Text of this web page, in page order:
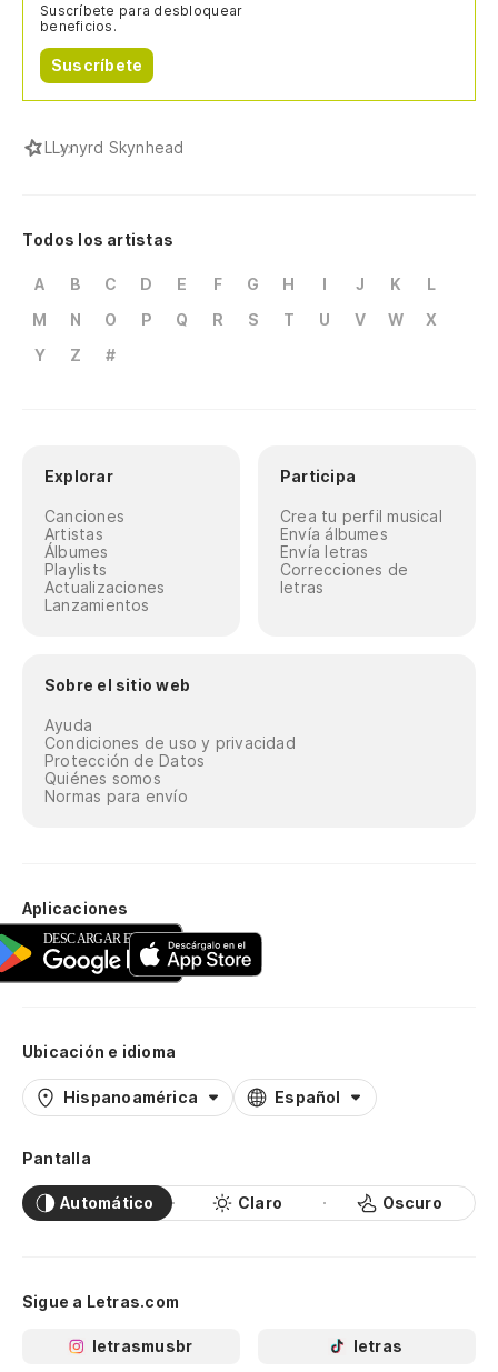
Suscríbete para desbloquear
beneficios.
Suscríbete
LLynyrd Skynhead
Todos los artistas
A B C D E F G H I J K
L
M
N O P Q R S T U V W
X
Y
Z #
Explorar
Canciones
Artistas
Álbumes
Playlists
Actualizaciones
Lanzamientos
Participa
Crea tu perfil musical
Envía álbumes
Envía letras
Correcciones de
letras
Sobre el sitio web
Ayuda
Condiciones de uso y privacidad
Protección de Datos
Quiénes somos
Normas para envío
Aplicaciones
Ubicación e idioma
Hispanoamérica Español
Pantalla
Automático Claro Oscuro
Sigue a Letras.com
letrasmusbr letras